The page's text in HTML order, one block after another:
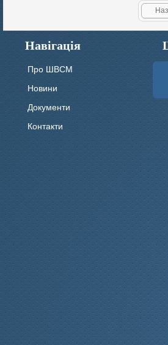
Навігація
Про ШВСМ
Новини
Документи
Контакти